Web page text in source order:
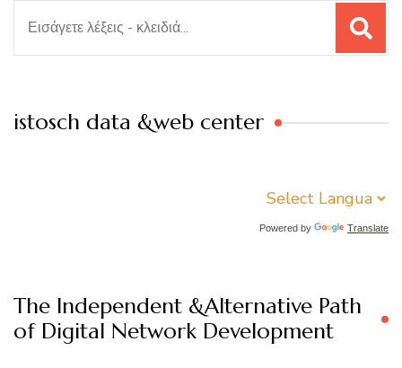
istosch data &web center
Powered by Translate
The Independent &Alternative Path
of Digital Network Development